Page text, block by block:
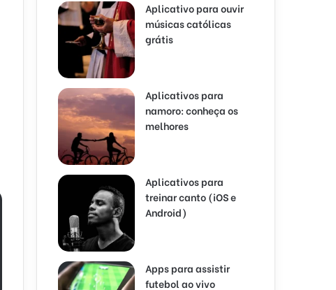
Aplicativo para ouvir
músicas católicas
grátis
Aplicativos para
namoro: conheça os
melhores
Aplicativos para
treinar canto (iOS e
Android)
Apps para assistir
futebol ao vivo